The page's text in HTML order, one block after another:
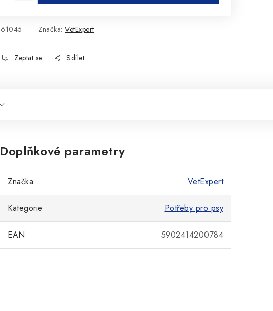
61045 Značka: VetExpert
Zeptat se Sdílet
Doplňkové parametry
Značka VetExpert
Kategorie Potřeby pro psy
EAN 5902414200784